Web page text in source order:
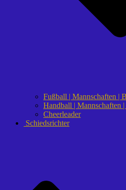
Fußball | Mannschaften |
Handball | Mannschaften
Cheerleader
Schiedsrichter